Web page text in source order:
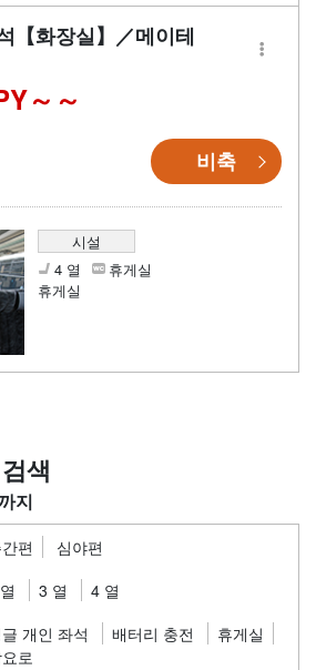
【화장실】／메이테
～
비축
시설
4 열
휴게실
휴게실
색
편
심야편
3 열 4 열
개인 좌석 배터리 충전
휴게실
로